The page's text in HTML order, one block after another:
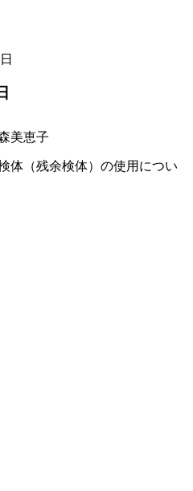
美恵子
体（残余検体）の使用につい